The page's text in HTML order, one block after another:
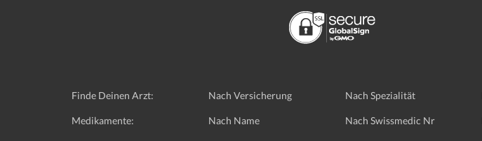
Finde Deinen Arzt: Nach Versicherung Nach Spezialität
Medikamente: Nach Name Nach Swissmedic Nr